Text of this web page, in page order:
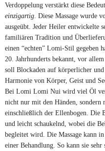
Verdoppelung verstärkt diese
einzigartig . Diese Massage wurde
ausgeübt. Jeder Heiler entwickelte
familiären Tradition und
einen “echten” Lomi-Stil gegeben
20. Jahrhunderts bekannt, vor
soll Blockaden auf körperlicher
Harmonie von Körper, Geist und
Bei Lomi Lomi Nui wird viel Öl
nicht nur mit den Händen, sondern
einschließlich der Ellenbogen. Die
und leicht schaukelnd, wobei die
begleitet wird. Die Massage kann
einer Behandlung. So kann sie